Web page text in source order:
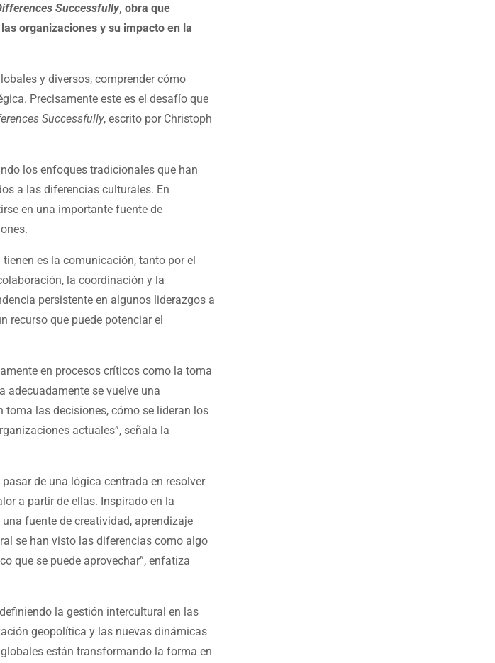
Successfully, obra que
organizaciones y su impacto en la
y diversos, comprender cómo
Precisamente este es el desafío que
Successfully, escrito por Christoph
los enfoques tradicionales que han
a las diferencias culturales. En
en una importante fuente de
es la comunicación, tanto por el
la coordinación y la
persistente en algunos liderazgos a
recurso que puede potenciar el
en procesos críticos como la toma
adecuadamente se vuelve una
las decisiones, cómo se lideran los
actuales”, señala la
de una lógica centrada en resolver
a partir de ellas. Inspirado en la
fuente de creatividad, aprendizaje
se han visto las diferencias como algo
que se puede aprovechar”, enfatiza
la gestión intercultural en las
geopolítica y las nuevas dinámicas
están transformando la forma en